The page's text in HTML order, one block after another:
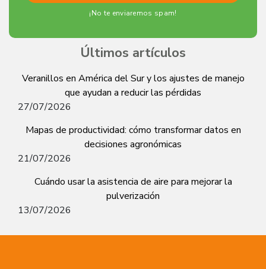
¡No te enviaremos spam!
Últimos artículos
Veranillos en América del Sur y los ajustes de manejo
que ayudan a reducir las pérdidas
27/07/2026
Mapas de productividad: cómo transformar datos en
decisiones agronómicas
21/07/2026
Cuándo usar la asistencia de aire para mejorar la
pulverización
13/07/2026